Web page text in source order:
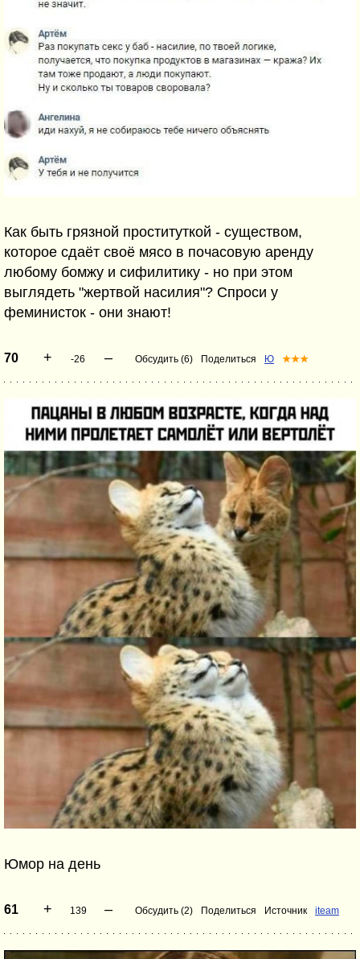
Как быть грязной проституткой - существом,
которое сдаёт своё мясо в почасовую аренду
любому бомжу и сифилитику - но при этом
выглядеть "жертвой насилия"? Спроси у
феминисток - они знают!
70 + -26 – Обсудить (6) Поделиться Ю ★★★
Юмор на день
61 + 139 – Обсудить (2) Поделиться Источник iteam